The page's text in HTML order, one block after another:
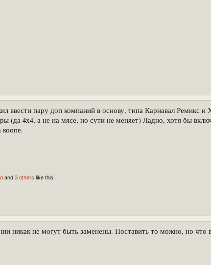
ввести пару доп компаний в основу, типа Карнавал Ремикс и
(да 4х4, а не на мясе, но сути не меняет) Ладно, хотя бы
коопе.
and 3 others like this.
никак не могут быть заменены. Поставить то можно, но что